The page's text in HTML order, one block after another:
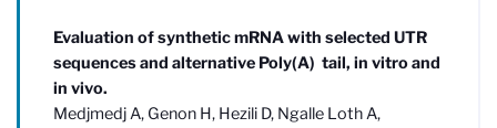
Evaluation of synthetic mRNA with selected UTR
sequences and alternative Poly(A) tail, in vitro and
in vivo.
Medjmedj A, Genon H, Hezili D, Ngalle Loth A,